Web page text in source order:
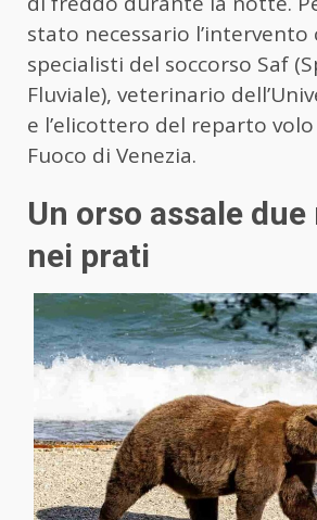
stato necessario
specialisti del soccorso Saf
Fluviale), veterinario
e l’elicottero del reparto
Fuoco di Venezia.
Un orso assale
nei prati